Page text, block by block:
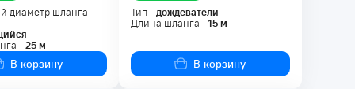
диаметр шланга -
-25м
В корзину
Тип -дождеватели
Длина шланга -15м
В корзину